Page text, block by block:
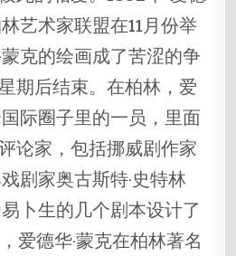
艺术家联盟在11月份举
克的绘画成了苦涩的争
期后结束。在柏林，爱
际圈子里的一员，里面
论家，包括挪威剧作家
剧家奥古斯特·史特林
卜生的几个剧本设计了
爱德华·蒙克在柏林著名